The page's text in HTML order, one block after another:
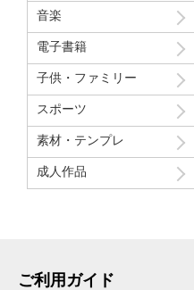
月間ランキング
音楽
電子書籍
子供・ファミリー
スポーツ
素材・テンプレ
成人作品
ご利用ガイド